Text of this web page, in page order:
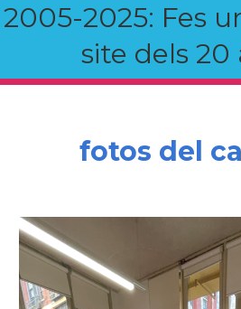
2005-2025: Fes
site dels 20
fotos del